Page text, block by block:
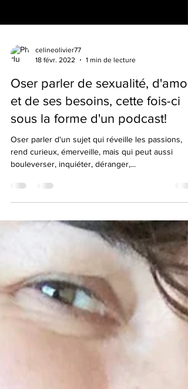
celineolivier77
18 févr. 2022
1 min de lecture
Oser parler de sexualité,
et de ses besoins, cette fois-ci
sous la forme d'un podcast!
rend curieux, émerveille, mais qui peut aussi